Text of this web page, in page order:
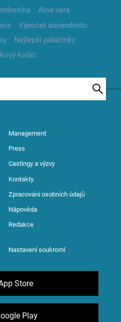
Aloe vera
Výpočet ascendentu
Nejlepší palačinky
koláč
Management
Press
Castingy a výzvy
Kontakty
Zpracování osobních údajů
Nápověda
Redakce
Nastavení soukromí
Store
Play